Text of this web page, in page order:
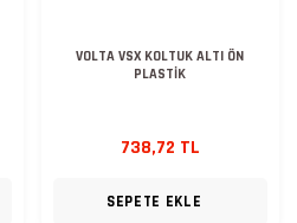
VOLTA VSX KOLTUK ALTI ÖN
PLASTİK
738,72 TL
SEPETE EKLE